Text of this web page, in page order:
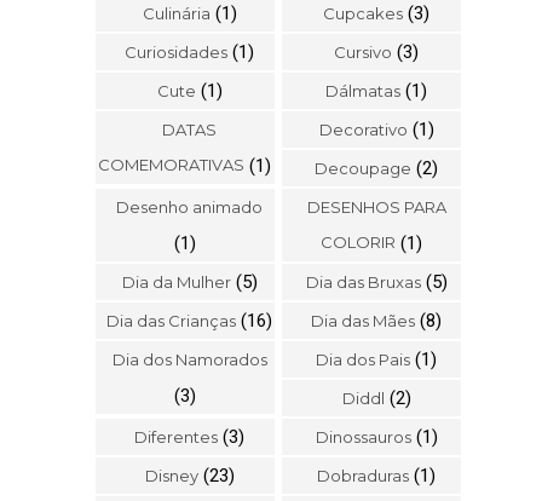
Culinária (1) Cupcakes (3)
Curiosidades (1) Cursivo (3)
Cute (1) Dálmatas (1)
DATAS
COMEMORATIVAS (1)
Decorativo (1)
Decoupage (2)
Desenho animado
(1)
DESENHOS PARA
COLORIR (1)
Dia da Mulher (5) Dia das Bruxas (5)
Dia das Crianças (16) Dia das Mães (8)
Dia dos Namorados
(3)
Dia dos Pais (1)
Diddl (2)
Diferentes (3) Dinossauros (1)
Disney (23) Dobraduras (1)